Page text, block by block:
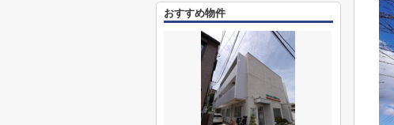
おすすめ物件